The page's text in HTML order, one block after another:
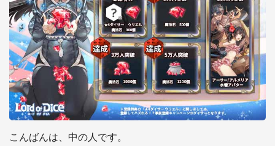
こんばんは、中の人です。